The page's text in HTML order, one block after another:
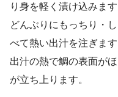
り身を軽く漬け込みます
どんぶりにもっちり・
べて熱い出汁を注ぎます
出汁の熱で鯛の表面が
が立ち上ります。